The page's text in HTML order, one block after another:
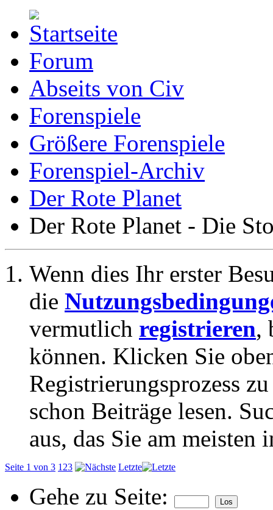
Forum
Abseits von Civ
Forenspiele
Größere Forenspiele
Forenspiel-Archiv
Der Rote Planet
Der Rote Planet - Die
Wenn dies Ihr erster
die
vermutlich registrieren,
können. Klicken Sie
Registrierungsprozess
schon Beiträge lesen.
aus, das Sie am meisten
Seite 1 von 3 1 23 Letzte
Gehe zu Seite: